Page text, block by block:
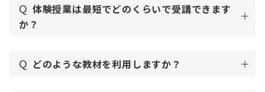
Q 体験授業は最短でどのくらいで受講できます
か？
Q どのような教材を利用しますか？